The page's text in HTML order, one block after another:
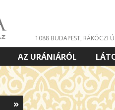
1088 BUDAPEST, RÁKÓCZI
AZ URÁNIÁRÓL
»